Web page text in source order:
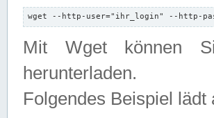
wget --http-user="ihr_login" --http-
Mit Wget können
herunterladen.
Folgendes Beispiel